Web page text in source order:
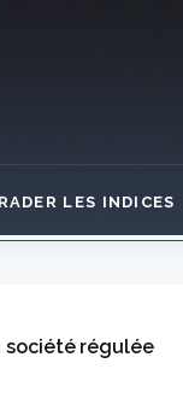
LES INDICES
société régulée